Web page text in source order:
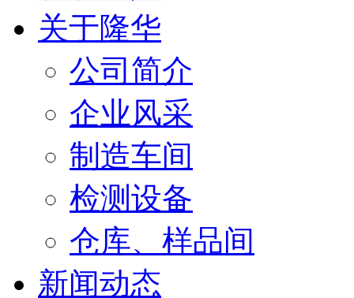
关于隆华
公司简介
企业风采
制造车间
检测设备
仓库、样品间
新闻动态